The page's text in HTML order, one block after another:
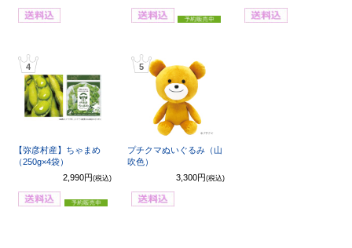
4
【弥彦村産】ちゃまめ
（250g×4袋）
2,990円 (税込)
5
プチクマぬいぐるみ（山
吹色）
3,300円 (税込)